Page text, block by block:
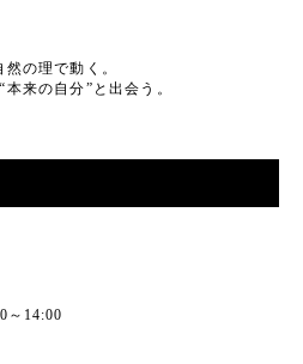
然の理で動く。
来の自分”と出会う。
～14:00